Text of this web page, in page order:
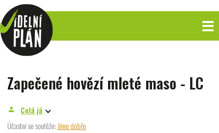
Zapečené hovězí mleté maso - LC
person
Celá já
Účastní se soutěže: Jíme dobře